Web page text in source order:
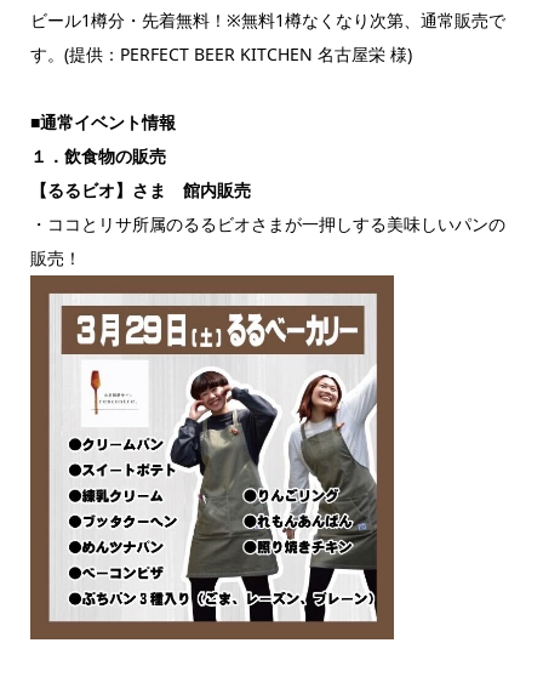
ビール1樽分・先着無料！※無料1樽なくなり次第、通常販売で
す。(提供：PERFECT BEER KITCHEN 名古屋栄 様)
■通常イベント情報
１．飲食物の販売
【るるビオ】さま 館内販売
・ココとリサ所属のるるビオさまが一押しする美味しいパンの
販売！